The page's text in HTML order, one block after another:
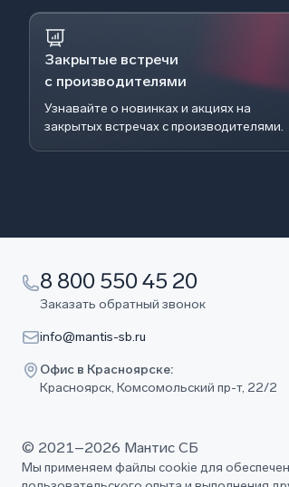
Закрытые встречи
с производителями
Узнавайте о новинках и акциях на
закрытых встречах с производителями.
8 800 550 45 20
Заказать обратный звонок
info@mantis-sb.ru
Офис в Красноярске:
Красноярск, Комсомольский пр-т, 22/2
© 2021–2026 Мантис СБ
Мы применяем файлы cookie для